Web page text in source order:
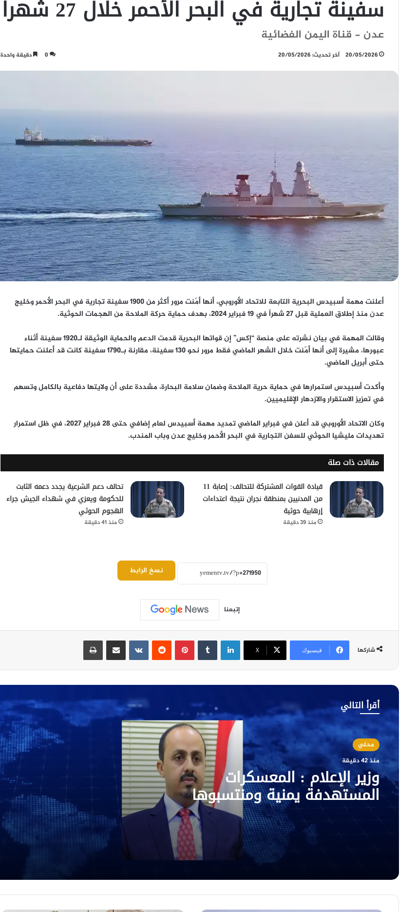
سفينة تجارية في البحر الأحمر خلال 27 شهراً
عدن - قناة اليمن الفضائية
20/05/2026 آخر تحديث: 20/05/2026 0 دقيقة واحدة
أعلنت مهمة أسبيدس البحرية التابعة للاتحاد الأوروبي، أنها أمّنت مرور أكثر من1900 سفينة تجارية
في البحر الأحمر وخليج
عدن منذ إطلاق العملية قبل27 شهراً
في 19 فبراير 2024، بهدف حماية حركة الملاحة من الهجمات الحوثية.
وقالت المهمة في بيان نشرته على منصة “إكس” إن قواتها البحرية قدمت الدعم والحماية الوثيقة لـ1920 سفينة
أثناء
عبورها، مشيرة إلى أنها أمّنت خلال الشهر الماضي فقط مرور نحو130 سفينة
، مقارنة بـ1790 سفينة كانت قد أعلنت حمايتها
حتى أبريل الماضي.
وأكدت أسبيدس استمرارها في حماية حرية الملاحة وضمان سلامة البحارة، مشددة على أن ولايتها دفاعية بالكاملوتسهم
في تعزيز الاستقرار والازدهار الإقليميين.
وكان الاتحاد الأوروبي قد أعلن في فبراير الماضيتمديد مهمة أسبيدس لعام إضافي
حتى 28 فبراير 2027، في ظل استمرار
تهديدات مليشيا الحوثي للسفن التجارية في البحر الأحمر وخليج عدن وباب المندب.
مقالات ذات صلة
قيادة القوات المشتركة للتحالف: إصابة 11
من المدنيين بمنطقة نجران نتيجة اعتداءات
إرهابية حوثية
منذ 39 دقيقة
تحالف دعم الشرعية يجدد دعمه الثابت
للحكومة ويعزي في شهداء الجيش جراء
الهجوم الحوثي
منذ 41 دقيقة
نسخ الرابط
إتبعنا
شاركها فيسبوك ‫X
لينكدإن بينتيريست مشاركة عبر البريد طباعة
أقرأ التالي
محلي
منذ 42 دقيقة
وزير الإعلام : المعسكرات
المستهدفة يمنية ومنتسبوها
يمنيون.. ورواية الحوثي تضليل
وزير الإعلام : المعسكرات المستهدفة يمنية
ومنتسبوها يمنيون.. ورواية الحوثي تضليل
مفضوح
التكتل الوطني للأحزاب: مليشيا الحوثي
أسقطت خيار السلام ولا بد من الحسم
واستعادة الدولة
عضو مجلس القيادة المحرّمي يستقبل وزير
الدولة لشؤون المرأة ويؤكد أهمية تعزيز دور
المرأة في مسيرة التنمية
وزير الشباب يبحث مع مسؤول آسيوي سبل
تطوير ونشر لعبة الريشة الطائرة في اليمن
وزير الشؤون الاجتماعية والعمل يبحث مع برنامج
الأغذية العالمي تعزيز الشراكة وتنسيق
سفيرة اليمن تبحث مع معهد دول الخليج في